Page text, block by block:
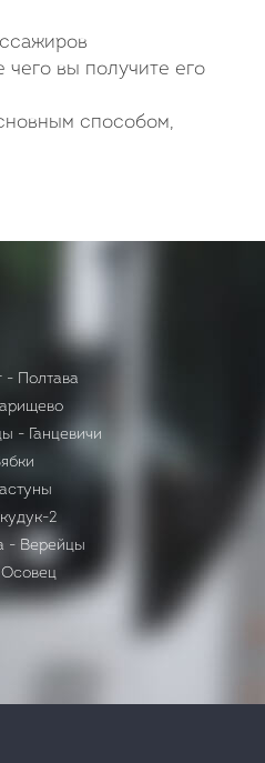
чего вы получите его
способом,
- Полтава
- Ганцевичи
2
- Верейцы